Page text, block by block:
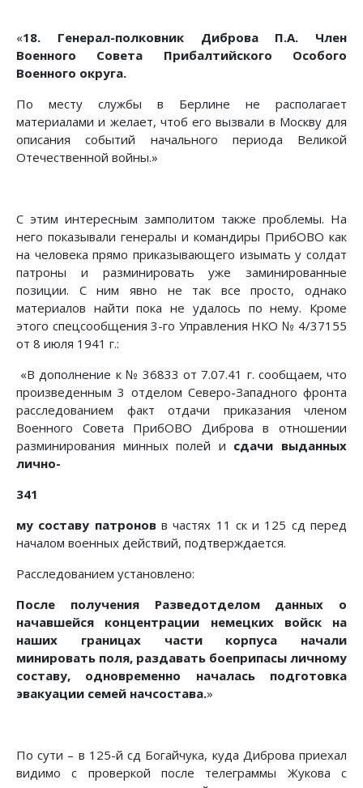
«18. Генерал-полковник Диброва П.А. Член
Военного Совета Прибалтийского Особого
Военного округа.
По месту службы в Берлине не располагает
материалами и желает, чтоб его вызвали в Москву для
описания событий начального периода Великой
Отечественной войны.»
С этим интересным замполитом также проблемы. На
него показывали генералы и командиры ПрибОВО как
на человека прямо приказывающего изымать у солдат
патроны и разминировать уже заминированные
позиции. С ним явно не так все просто, однако
материалов найти пока не удалось по нему. Кроме
этого спецсообщения 3-го Управления НКО № 4/37155
от 8 июля 1941 г.:
«В дополнение к № 36833 от 7.07.41 г. сообщаем, что
произведенным 3 отделом Северо-Западного фронта
расследованием факт отдачи приказания членом
Военного Совета ПрибОВО Диброва в отношении
разминирования минных полей и сдачи выданных
лично-
341
му составу патронов в частях 11 ск и 125 сд перед
началом военных действий, подтверждается.
Расследованием установлено:
После получения Разведотделом данных о
начавшейся концентрации немецких войск на
наших границах части корпуса начали
минировать поля, раздавать боеприпасы личному
составу, одновременно началась подготовка
эвакуации семей начсостава.»
По сути – в 125-й сд Богайчука, куда Диброва приехал
видимо с проверкой после телеграммы Жукова с